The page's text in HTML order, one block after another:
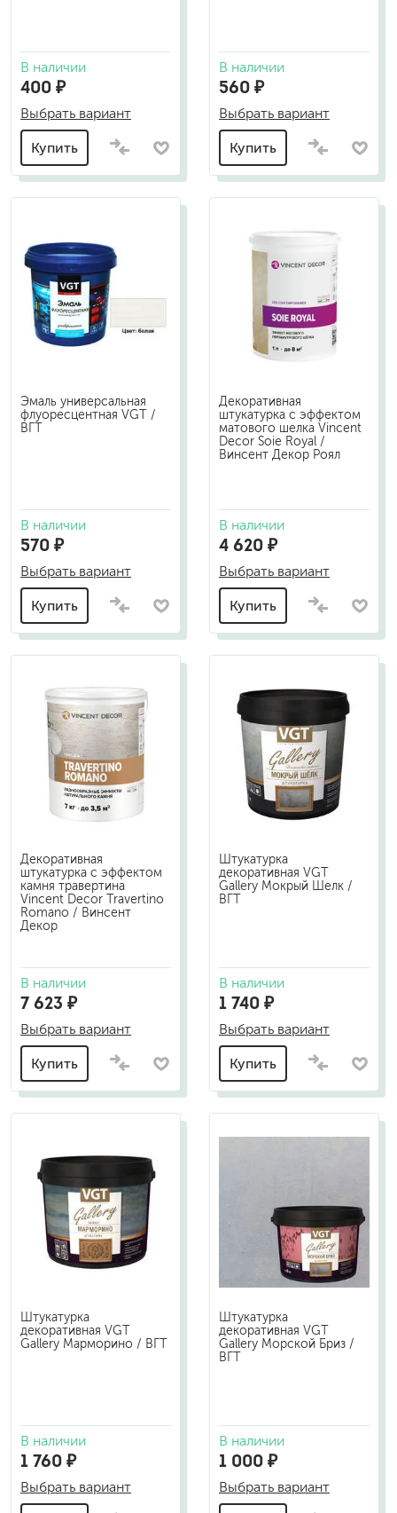
В наличии
400 ₽
Выбрать вариант
Купить
В наличии
560 ₽
Выбрать вариант
Купить
Эмаль универсальная
флуоресцентная VGT /
ВГТ
В наличии
570 ₽
Выбрать вариант
Купить
Декоративная
штукатурка с эффектом
матового шелка Vincent
Decor Soie Royal /
Винсент Декор Роял
В наличии
4 620 ₽
Выбрать вариант
Купить
Декоративная
штукатурка с эффектом
камня травертина
Vincent Decor Travertino
Romano / Винсент
Декор
В наличии
7 623 ₽
Выбрать вариант
Купить
Штукатурка
декоративная VGT
Gallery Мокрый Шелк /
ВГТ
В наличии
1 740 ₽
Выбрать вариант
Купить
Штукатурка
декоративная VGT
Gallery Марморино / ВГТ
В наличии
1 760 ₽
Выбрать вариант
Штукатурка
декоративная VGT
Gallery Морской Бриз /
ВГТ
В наличии
1 000 ₽
Выбрать вариант